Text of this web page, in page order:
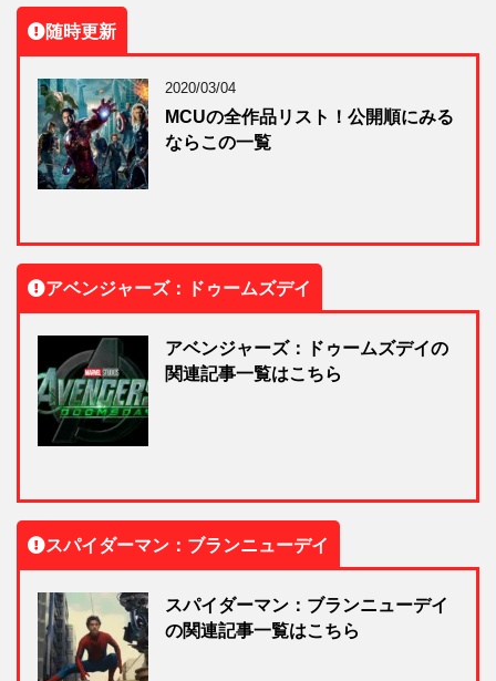
随時更新
2020/03/04
MCUの全作品リスト！公開順にみる
ならこの一覧
アベンジャーズ：ドゥームズデイ
アベンジャーズ：ドゥームズデイの
関連記事一覧はこちら
スパイダーマン：ブランニューデイ
スパイダーマン：ブランニューデイ
の関連記事一覧はこちら